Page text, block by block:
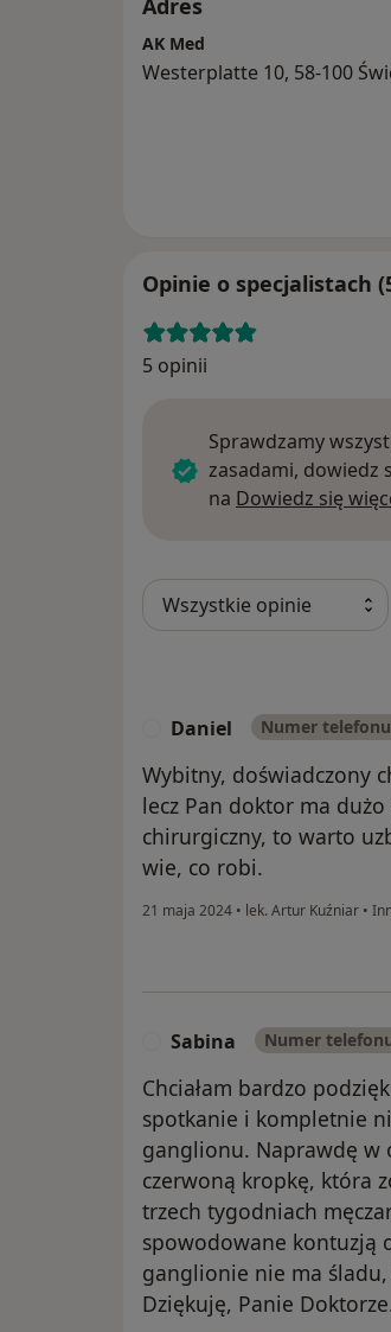
Adres
AK Med
Westerplatte 10, 58-100
Opinie o specjalistach
5 opinii
Sprawdzamy
zasadami, dowiedz
na Dowiedz się
Daniel Numer
Wybitny, doświadczony
lecz Pan doktor ma
chirurgiczny, to warto
wie, co robi.
21 maja 2024 • lek. Artur Kuźniar •
Sabina Numer
Chciałam bardzo
spotkanie i kompletnie
ganglionu. Naprawdę w
czerwoną kropkę, która
trzech tygodniach
spowodowane kontuzją
ganglionie nie ma
Dziękuję, Panie